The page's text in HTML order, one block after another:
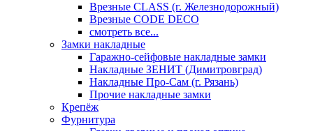
Врезные CLASS (г. Железнодорожный)
Врезные CODE DECO
смотреть все...
Замки накладные
Гаражно-сейфовые накладные замки
Накладные ЗЕНИТ (Димитровград)
Накладные Про-Сам (г. Рязань)
Прочие накладные замки
Крепёж
Фурнитура